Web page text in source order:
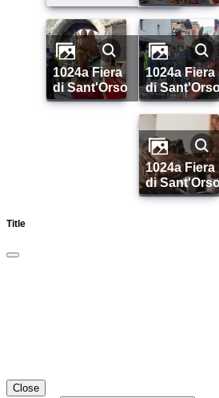
1024a Fiera
di Sant'Orso
1024a Fiera
di Sant'Orso
1024a Fiera
di Sant'Orso
Title
Close